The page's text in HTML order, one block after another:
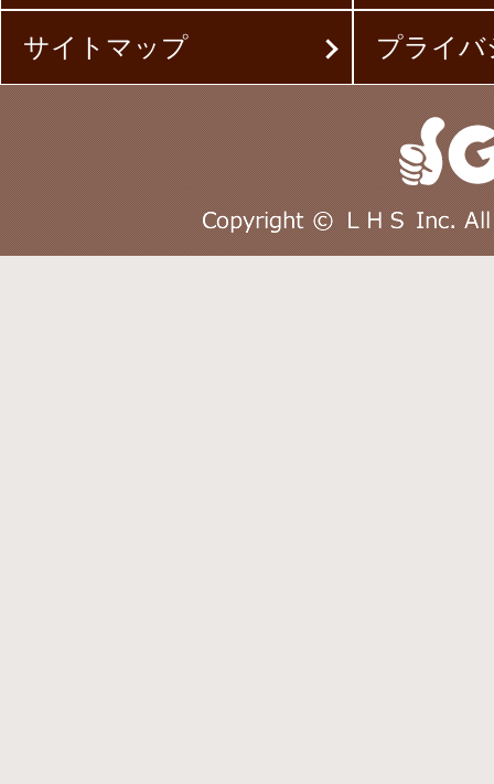
サイトマップ プライ